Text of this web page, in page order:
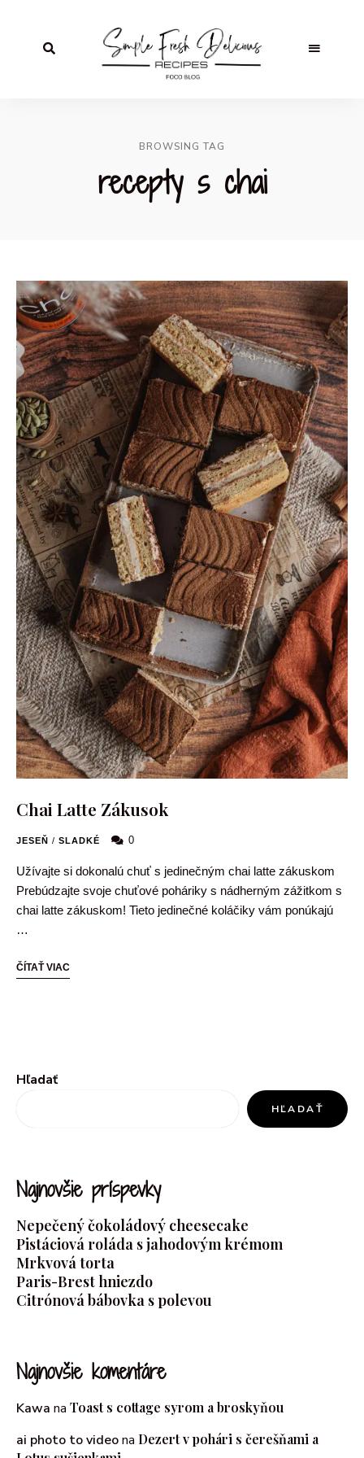
BROWSING TAG
recepty s chai
Chai Latte Zákusok
JESEŇ / SLADKÉ 0
Užívajte si dokonalú chuť s jedinečným chai latte zákuskom
Prebúdzajte svoje chuťové poháriky s nádherným zážitkom s
chai latte zákuskom! Tieto jedinečné koláčiky vám ponúkajú
…
ČÍTAŤ VIAC
Hľadať
HĽADAŤ
Najnovšie príspevky
Nepečený čokoládový cheesecake
Pistáciová roláda s jahodovým krémom
Mrkvová torta
Paris-Brest hniezdo
Citrónová bábovka s polevou
Najnovšie komentáre
Kawa na Toast s cottage syrom a broskyňou
ai photo to videona Dezert v pohári s čerešňami a